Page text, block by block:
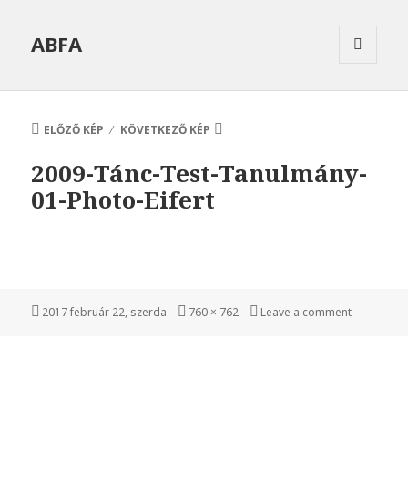
ABFA
ELŐZŐ KÉP
KÖVETKEZŐ KÉP
2009-Tánc-Test-Tanulmány-
01-Photo-Eifert
Közzétéve
2017 február 22, szerda
Teljes
760 × 762 Leave a comment